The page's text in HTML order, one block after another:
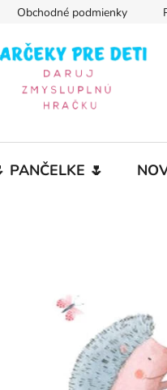
Obchodné podmienky
PANČELKE 🌷